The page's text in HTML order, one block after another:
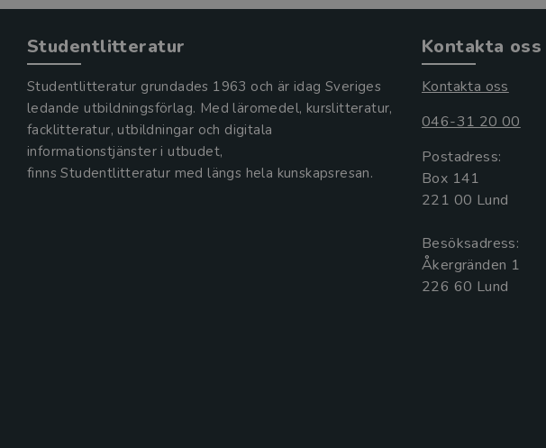
Studentlitteratur
Studentlitteratur grundades 1963 och är idag Sveriges
ledande utbildningsförlag. Med läromedel, kurslitteratur,
facklitteratur, utbildningar och digitala
informationstjänster i utbudet,
finns Studentlitteratur med längs hela kunskapsresan.
Kontakta oss
Kontakta oss
046-31 20 00
Postadress:
Box 141
221 00 Lund
Besöksadress:
Åkergränden 1